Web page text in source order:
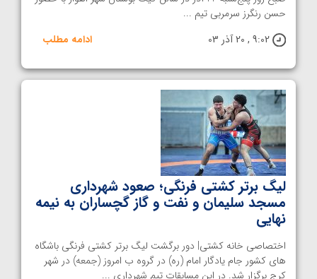
حسن رنگرز سرمربی تیم ...
9:02 , 20 آذر 03
ادامه مطلب
لیگ برتر کشتی فرنگی؛ صعود شهرداری
مسجد سلیمان و نفت و گاز گچساران به نیمه
نهایی
اختصاصی خانه کشتی| دور برگشت لیگ برتر کشتی فرنگی باشگاه
های کشور جام یادگار امام (ره) در گروه ب امروز (جمعه) در شهر
کرج برگزار شد. در این مسابقات تیم شهرداری ...